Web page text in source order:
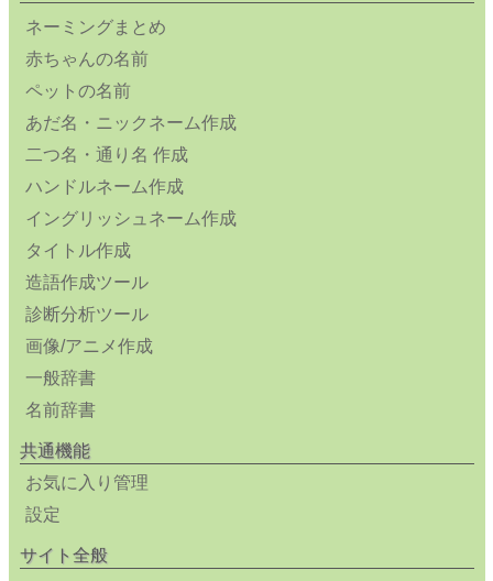
ネーミングまとめ
赤ちゃんの名前
ペットの名前
あだ名・ニックネーム作成
二つ名・通り名 作成
ハンドルネーム作成
イングリッシュネーム作成
タイトル作成
造語作成ツール
診断分析ツール
画像/アニメ作成
一般辞書
名前辞書
共通機能
お気に入り管理
設定
サイト全般